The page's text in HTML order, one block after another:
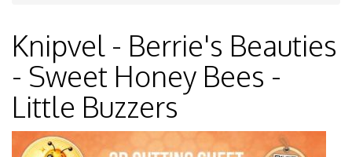
Knipvel - Berrie's Beauties
- Sweet Honey Bees -
Little Buzzers